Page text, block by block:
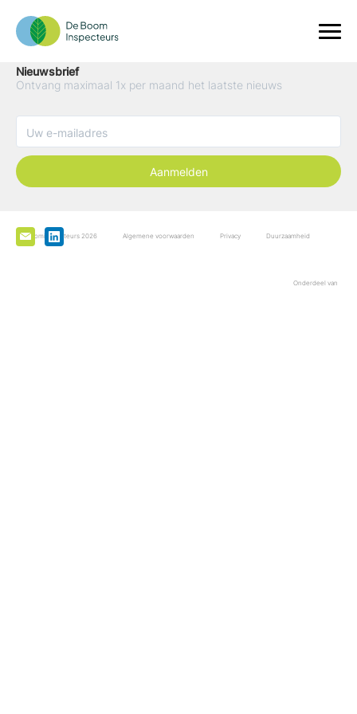
Nieuwsbrief
Ontvang maximaal 1x per maand het laatste nieuws
Aanmelden
De Boominspecteurs 2026 Algemene voorwaarden Privacy Duurzaamheid
Onderdeel van